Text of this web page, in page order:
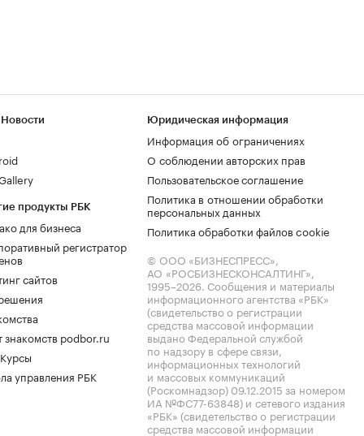
продукты РБК
для бизнеса
регистратор
сайтов
знакомств podbor.ru
управления РБК
Юридическая информация
Информация об ограничениях
О соблюдении авторских прав
Пользовательское соглашение
Политика в отношении обработки
персональных данных
Политика обработки файлов cookie
© ООО «БИЗНЕСПРЕСС»,
АО «РОСБИЗНЕСКОНСАЛТИНГ»,
1995–2026. Сообщения и материалы
информационного агентства «РБК»
(свидетельство о регистрации
средства массовой информации
выдано Федеральной службой
по надзору в сфере связи,
информационных технологий
и массовых коммуникаций
(Роскомнадзор) 09.12.2015 за номером
ИА №ФС77-63848) и сетевого издания
«РБК» (свидетельство о регистрации
средства массовой информации